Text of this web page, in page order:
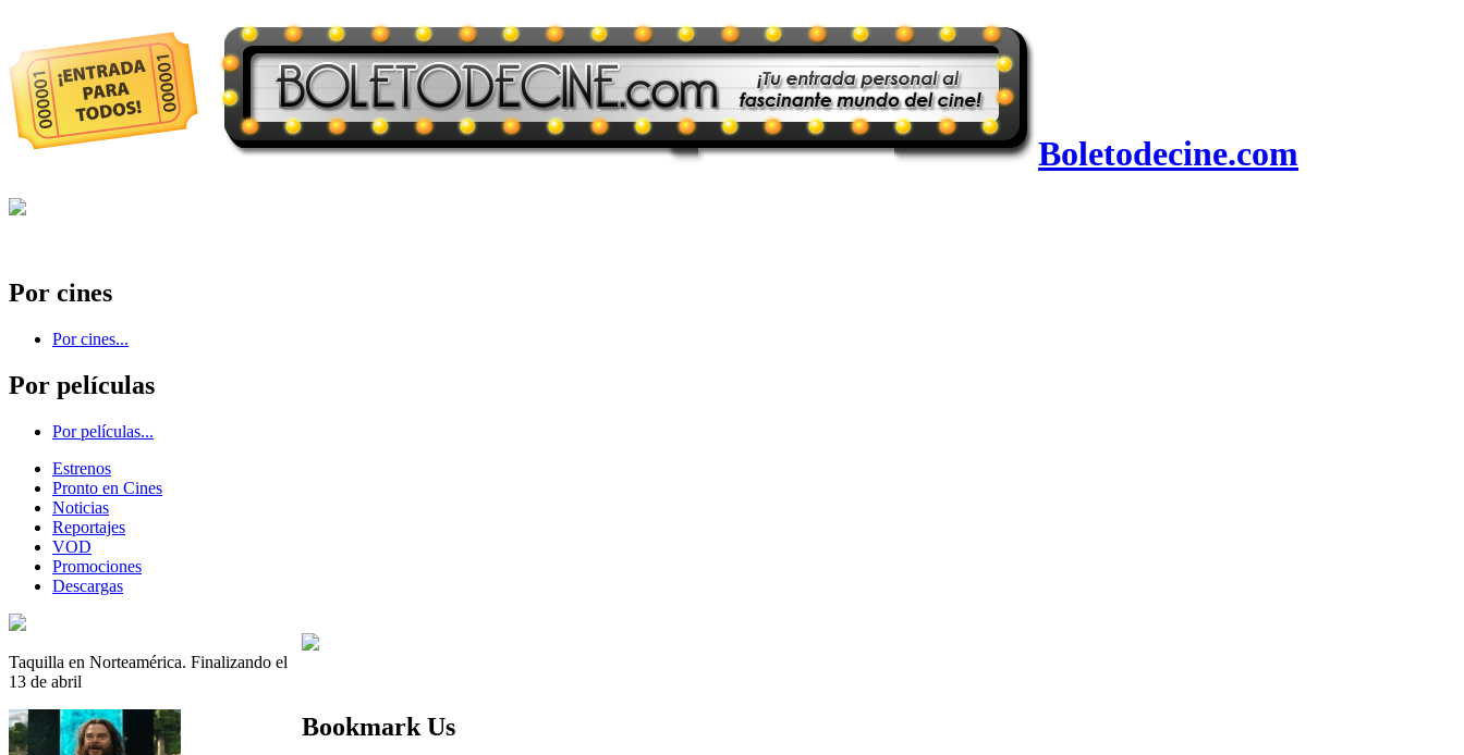
Boletodecine.com
Por cines
Por cines...
Por películas
Por películas...
Estrenos
Pronto en Cines
Noticias
Reportajes
VOD
Promociones
Descargas
Taquilla en Norteamérica. Finalizando el
13 de abril
Bookmark Us